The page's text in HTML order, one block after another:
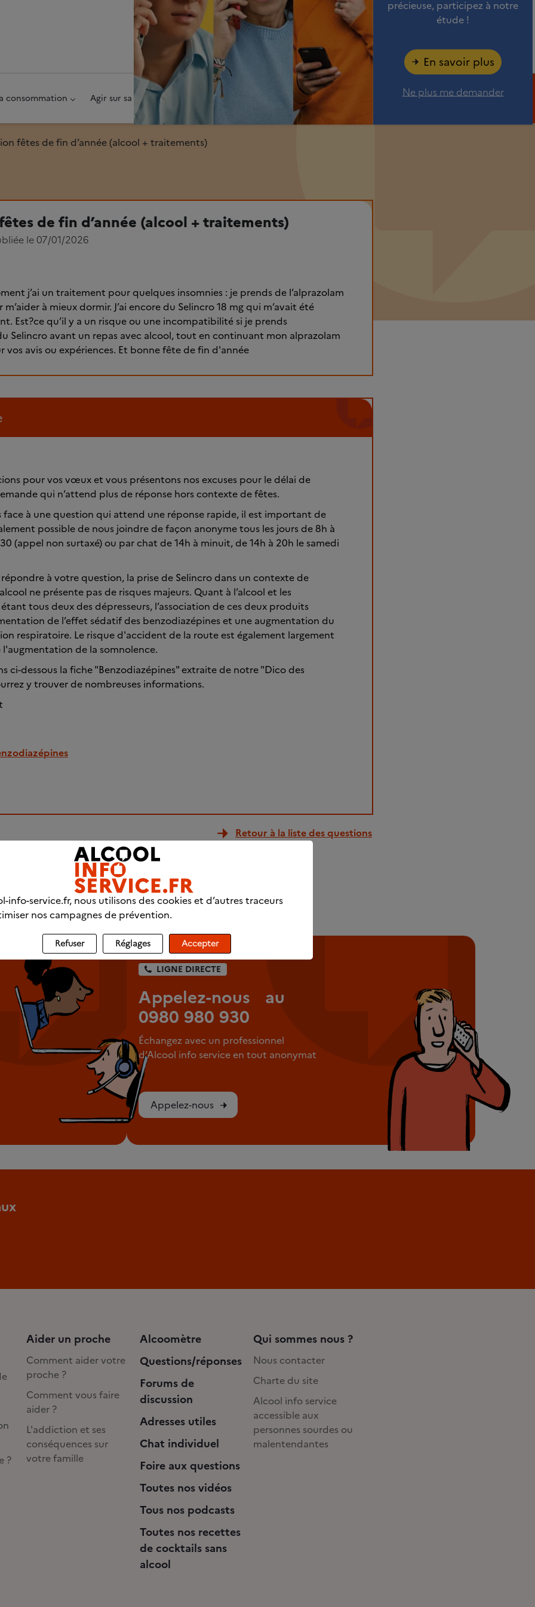
précieuse, participez à notre
étude !
En savoir plus
Ne plus me demander
Mon compte Espace pro
consommation Agir sur sa consommation Aider un proche Questions les plus fréquentes En parler
fêtes de fin d’année (alcool + traitements)
de fin d’année (alcool + traitements)
le 07/01/2026
j’ai un traitement pour quelques insomnies : je prends de l’alprazolam
à mieux dormir. J’ai encore du Selincro 18 mg qui m’avait été
Est?ce qu’il y a un risque ou une incompatibilité si je prends
Selincro avant un repas avec alcool, tout en continuant mon alprazolam
vos avis ou expériences. Et bonne fête de fin d'année
pour vos vœux et vous présentons nos excuses pour le délai de
qui n’attend plus de réponse hors contexte de fêtes.
face à une question qui attend une réponse rapide, il est important de
possible de nous joindre de façon anonyme tous les jours de 8h à
(appel non surtaxé) ou par chat de 14h à minuit, de 14h à 20h le samedi
à votre question, la prise de Selincro dans un contexte de
ne présente pas de risques majeurs. Quant à l’alcool et les
tous deux des dépresseurs, l’association de ces deux produits
de l’effet sédatif des benzodiazépines et une augmentation du
respiratoire. Le risque d'accident de la route est également largement
de la somnolence.
ci-dessous la fiche "Benzodiazépines" extraite de notre "Dico des
y trouver de nombreuses informations.
Retour à la liste des questions
LIGNE DIRECTE
Appelez-nous au
0980 980 930
Échangez avec un professionnel
d’Alcool info service en tout anonymat
Appelez-nous
?
Aider un proche
Comment aider votre
proche ?
Comment vous faire
aider ?
L'addiction et ses
conséquences sur
votre famille
Alcoomètre
Questions/réponses
Forums de
discussion
Adresses utiles
Chat individuel
Foire aux questions
Toutes nos vidéos
Tous nos podcasts
Toutes nos recettes
de cocktails sans
alcool
Qui sommes nous ?
Nous contacter
Charte du site
Alcool info service
accessible aux
personnes sourdes ou
malentendantes
info-service.fr, nous utilisons des cookies et d’autres traceurs
nos campagnes de prévention.
Refuser Réglages Accepter